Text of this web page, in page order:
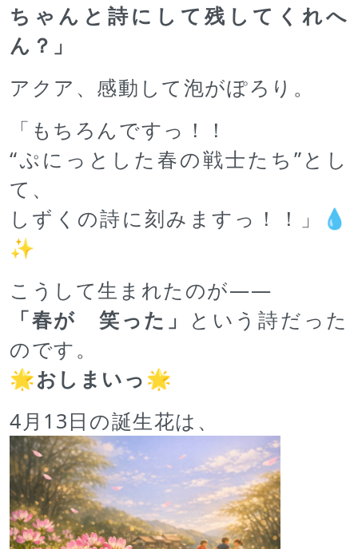
ちゃんと詩にして残してくれへ
ん？」
アクア、感動して泡がぽろり。
「もちろんですっ！！
“ぷにっとした春の戦士たち”とし
て、
しずくの詩に刻みますっ！！」💧
✨
こうして生まれたのが――
「春が 笑った」
という詩だった
のです。
🌟おしまいっ 🌟
4月13日の誕生花は、